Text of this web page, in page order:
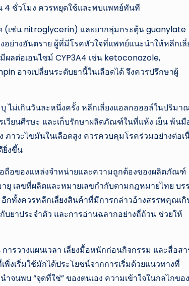
4 ชั่วโมง ควรหยุดใช้และพบแพทย์ทันที
เช่น nitroglycerin) และยากลุ่มกระตุ้น guanylate
ย่างอันตราย ผู้ที่มีโรคหัวใจที่แพทย์แนะนำให้หลีกเลี่
ลต่อเอนไซม์ CYP3A4 เช่น ketoconazole,
อาจเปลี่ยนระดับยานี้ในเลือดได้ จึงควรปรึกษาผู้
ไม่เกินวันละหนึ่งครั้ง หลีกเลี่ยงแอลกอฮอล์ในปริมา
วียนศีรษะ และเก็บรักษาผลิตภัณฑ์ในที่แห้ง เย็น พ้นมื
าวะไขมันในเลือดสูง ควรควบคุมโรคร่วมอย่างต่อเ
ยิ่งขึ้น
ถือของแหล่งจำหน่ายและความถูกต้องของผลิตภัณฑ์
ยุ เลขที่ผลิตและหมายเลขกำกับตามกฎหมายไทย บร
ทั้งควรหลีกเลี่ยงสินค้าที่มีการกล่าวอ้างสรรพคุณเ
บยาประจำตัว และการอ่านฉลากอย่างถี่ถ้วน ช่วยให้
รวางแผนเวลา เลี่ยงมื้อหนักก่อนกิจกรรม และสื่อส
งเริ่มใช้มักได้ประโยชน์จากการเริ่มด้วยแนวทางที่
จนพบ “จุดที่ใช่” ของตนเอง ความเข้าใจในกลไกของ